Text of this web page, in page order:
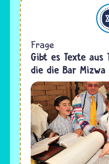
Judentum
Frage
Gibt es Texte aus
die die Bar Mizwa